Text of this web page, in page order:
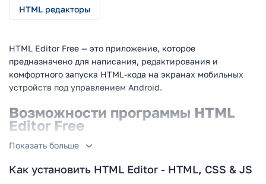
HTML редакторы
HTML Editor Free — это приложение, которое
предназначено для написания, редактирования и
комфортного запуска HTML-кода на экранах мобильных
устройств под управлением Android.
Возможности программы HTML
Editor Free
Перед вами функциональный, но простой в использовании
как на телефонах, так и на планшетах под управлением
Показать больше
Как установить HTML Editor - HTML, CSS & JS